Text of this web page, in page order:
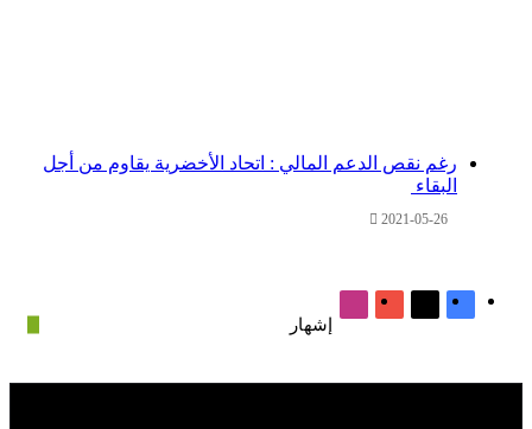
رغم نقص الدعم المالي : اتحاد الأخضرية يقاوم من أجل
2021-05-26
فيسبوك
‫X
‫YouTubeانستقرام
إشهار